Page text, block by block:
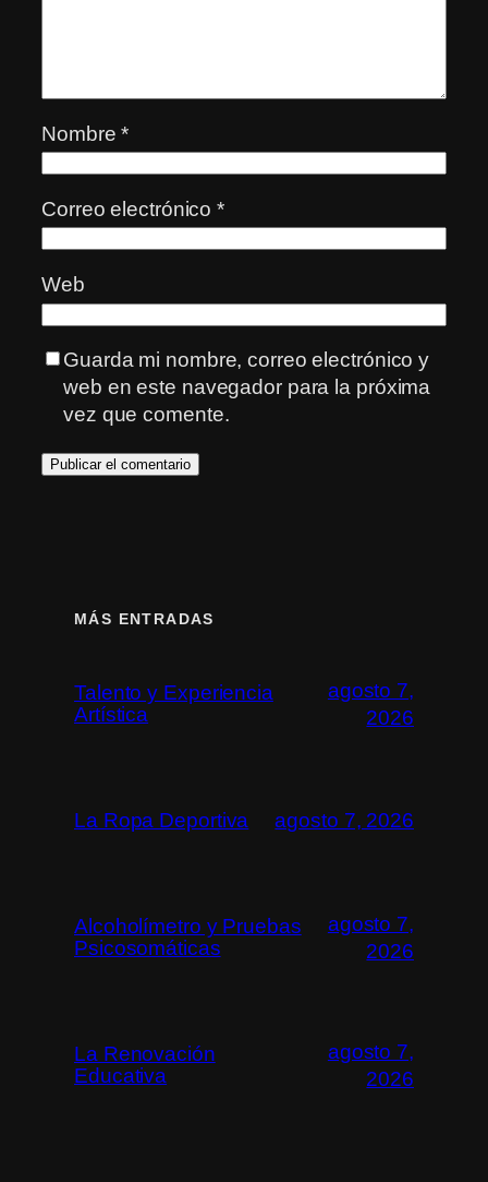
Nombre*
Correo electrónico*
Web
Guarda mi nombre, correo electrónico y
web en este navegador para la próxima
vez que comente.
MÁS ENTRADAS
Talento y Experiencia
Artística
agosto 7,
2026
La Ropa Deportiva agosto 7, 2026
Alcoholímetro y Pruebas
Psicosomáticas
agosto 7,
2026
La Renovación
Educativa
agosto 7,
2026